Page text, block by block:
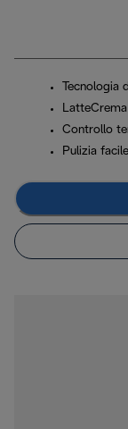
Tecnologia
Controllo
Pulizia facile